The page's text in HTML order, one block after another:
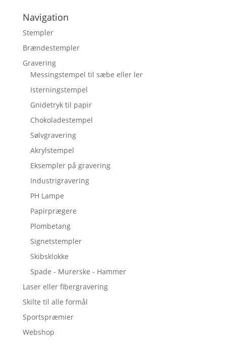
Navigation
Stempler
Brændestempler
Gravering
Messingstempel til sæbe eller ler
Isterningstempel
Gnidetryk til papir
Chokoladestempel
Sølvgravering
Akrylstempel
Eksempler på gravering
Industrigravering
PH Lampe
Papirprægere
Plombetang
Signetstempler
Skibsklokke
Spade - Murerske - Hammer
Laser eller fibergravering
Skilte til alle formål
Sportspræmier
Webshop